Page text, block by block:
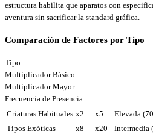
estructura habilita que aparatos con
aventura sin sacrificar la standard gráfica.
Comparación de Factores por Tipo
Tipo
Multiplicador Básico
Multiplicador Mayor
Frecuencia de Presencia
Criaturas Habituales x2 x5
Elevada
Tipos Exóticas
x8 x20
Intermedia